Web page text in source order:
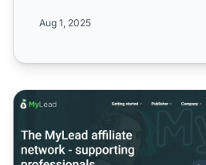
Aug 1, 2025
Programme d'affiliation MyLead